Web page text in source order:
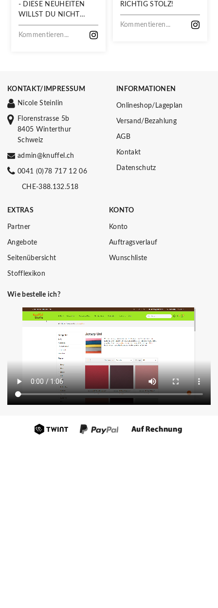
- DIESE NEUHEITEN
WILLST DU NICHT
VERPASSEN!
Kommentieren...
RICHTIG STOLZ!
Kommentieren...
KONTAKT/IMPRESSUM
Nicole Steinlin
Florenstrasse 5b
8405 Winterthur
Schweiz
admin@knuffel.ch
0041 (0)78 717 12 06
CHE-388.132.518
INFORMATIONEN
Onlineshop/Lageplan
Versand/Bezahlung
AGB
Kontakt
Datenschutz
EXTRAS
Partner
Angebote
Seitenübersicht
Stofflexikon
KONTO
Konto
Auftragsverlauf
Wunschliste
Wie bestelle ich?